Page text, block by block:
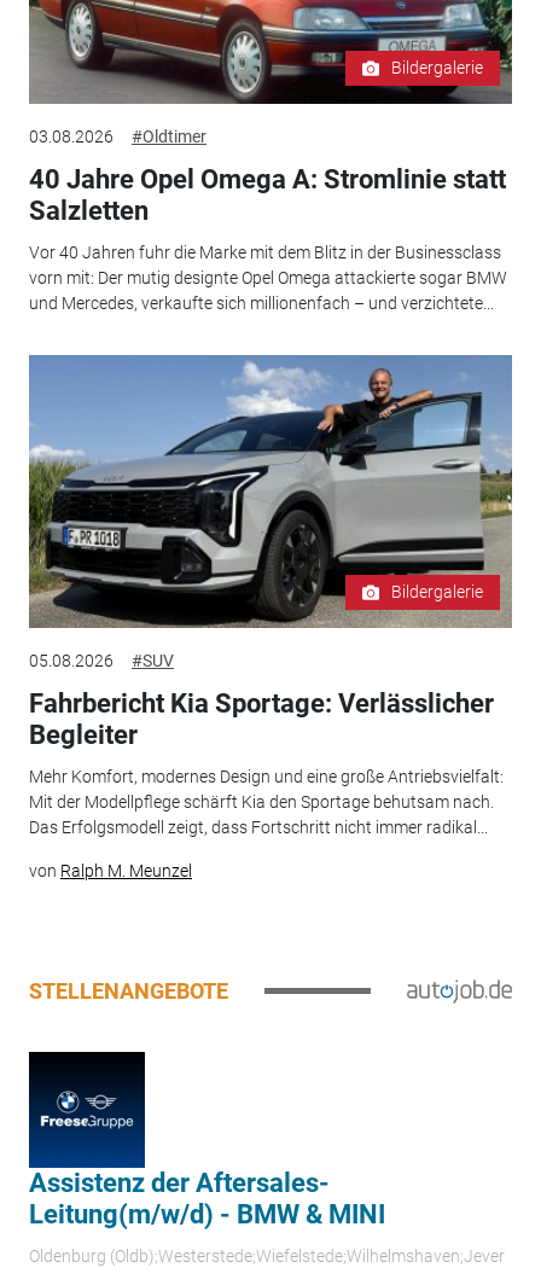
Bildergalerie
03.08.2026 #Oldtimer
40 Jahre Opel Omega A: Stromlinie statt
Salzletten
Vor 40 Jahren fuhr die Marke mit dem Blitz in der Businessclass
vorn mit: Der mutig designte Opel Omega attackierte sogar BMW
und Mercedes, verkaufte sich millionenfach – und verzichtete...
Bildergalerie
05.08.2026 #SUV
Fahrbericht Kia Sportage: Verlässlicher
Begleiter
Mehr Komfort, modernes Design und eine große Antriebsvielfalt:
Mit der Modellpflege schärft Kia den Sportage behutsam nach.
Das Erfolgsmodell zeigt, dass Fortschritt nicht immer radikal...
von Ralph M. Meunzel
STELLENANGEBOTE
Assistenz der Aftersales-
Leitung(m/w/d) - BMW & MINI
Oldenburg (Oldb);Westerstede;Wiefelstede;Wilhelmshaven;Jever